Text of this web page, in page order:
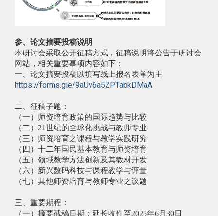
参、论文摘要投稿说明
本研讨会采取公开征稿方式，征稿说明将公告于研讨会
网站，相关重要事项内容如下：
一、论文摘要投稿以填写线上报名表单为主
https://forms.gle/9aUv6a5ZPTabkDMaA
二、征稿子题：
（一）师资培育政策的国际趋势与比较
（二）21世纪的全球化挑战与教师专业
（三）师资培育之课程与教学实践研究
（四）十二年国民基本教育与师资培育
（五）领域教学方法创新及其教材开发
（六）新兴数码科技与课程教学与评量
（七）其他师资培育与教师专业之议题
三、重要期程：
（一）摘要截稿日期： 延长收件至2025年6月30日